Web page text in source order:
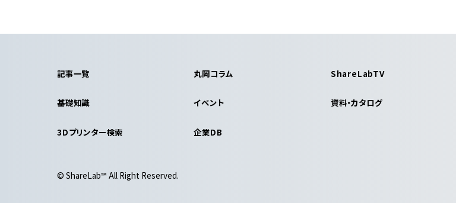
記事一覧 丸岡コラム ShareLabTV
基礎知識 イベント 資料・カタログ
3Dプリンター検索 企業DB
© ShareLab™ All Right Reserved.